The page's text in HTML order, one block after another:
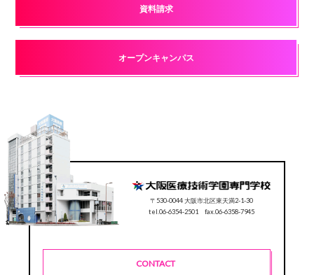
資料請求
オープンキャンパス
〒530-0044 大阪市北区東天満2-1-30
tel.06-6354-2501 fax.06-6358-7945
CONTACT